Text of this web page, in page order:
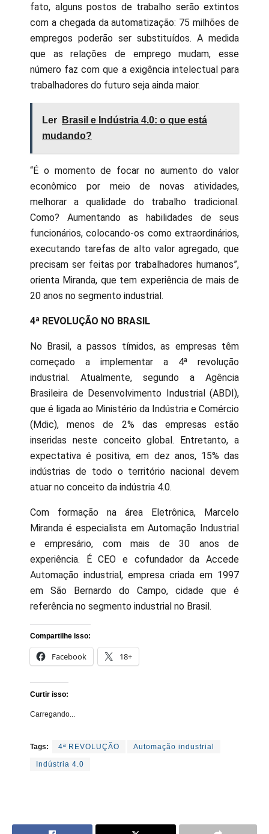
fato, alguns postos de trabalho serão extintos
com a chegada da automatização: 75 milhões de
empregos poderão ser substituídos. A medida
que as relações de emprego mudam, esse
número faz com que a exigência intelectual para
trabalhadores do futuro seja ainda maior.
Ler
Brasil e Indústria 4.0: o que está
mudando?
“É o momento de focar no aumento do valor
econômico por meio de novas atividades,
melhorar a qualidade do trabalho tradicional.
Como? Aumentando as habilidades de seus
funcionários, colocando-os como extraordinários,
executando tarefas de alto valor agregado, que
precisam ser feitas por trabalhadores humanos”,
orienta Miranda, que tem experiência de mais de
20 anos no segmento industrial.
4ª REVOLUÇÃO NO BRASIL
No Brasil, a passos tímidos, as empresas têm
começado a implementar a 4ª revolução
industrial. Atualmente, segundo a Agência
Brasileira de Desenvolvimento Industrial (ABDI),
que é ligada ao Ministério da Indústria e Comércio
(Mdic), menos de 2% das empresas estão
inseridas neste conceito global. Entretanto, a
expectativa é positiva, em dez anos, 15% das
indústrias de todo o território nacional devem
atuar no conceito da indústria 4.0.
Com formação na área Eletrônica, Marcelo
Miranda é especialista em Automação Industrial
e empresário, com mais de 30 anos de
experiência. É CEO e cofundador da Accede
Automação industrial, empresa criada em 1997
em São Bernardo do Campo, cidade que é
referência no segmento industrial no Brasil.
Compartilhe isso:
Facebook 18+
Curtir isso:
Carregando...
Tags: 4ª REVOLUÇÃO Automação industrial
Indústria 4.0